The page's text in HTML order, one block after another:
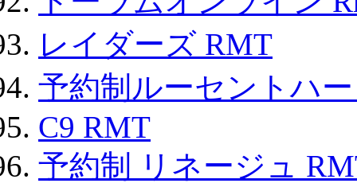
レイダーズ RMT
予約制ルーセントハ
C9 RMT
予約制 リネージュ